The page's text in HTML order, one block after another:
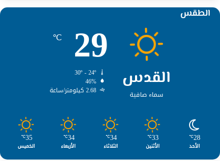
الطقس
القدس
سماء صافية
29
℃
46%
2.68 كيلومتر/ساعة
28
℃
الأحد
33
℃
الأثنين
34
℃
الثلاثاء
34
℃
الأربعاء
35
℃
الخميس